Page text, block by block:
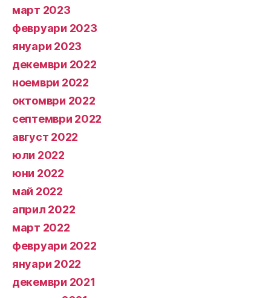
март 2023
февруари 2023
януари 2023
декември 2022
ноември 2022
октомври 2022
септември 2022
август 2022
юли 2022
юни 2022
май 2022
април 2022
март 2022
февруари 2022
януари 2022
декември 2021